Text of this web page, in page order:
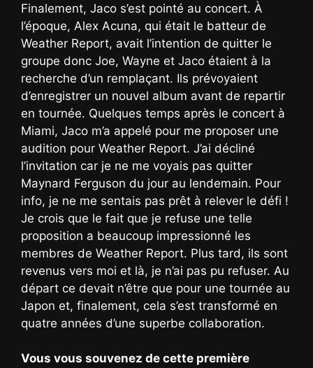
Finalement, Jaco s’est pointé au concert. À
l’époque, Alex Acuna, qui était le batteur de
Weather Report, avait l’intention de quitter le
groupe donc Joe, Wayne et Jaco étaient à la
recherche d’un remplaçant. Ils prévoyaient
d’enregistrer un nouvel album avant de repartir
en tournée. Quelques temps après le concert à
Miami, Jaco m’a appelé pour me proposer une
audition pour Weather Report. J’ai décliné
l’invitation car je ne me voyais pas quitter
Maynard Ferguson du jour au lendemain. Pour
info, je ne me sentais pas prêt à relever le défi !
Je crois que le fait que je refuse une telle
proposition a beaucoup impressionné les
membres de Weather Report. Plus tard, ils sont
revenus vers moi et là, je n’ai pas pu refuser. Au
départ ce devait n’être que pour une tournée au
Japon et, finalement, cela s’est transformé en
quatre années d’une superbe collaboration.
Vous vous souvenez de cette première